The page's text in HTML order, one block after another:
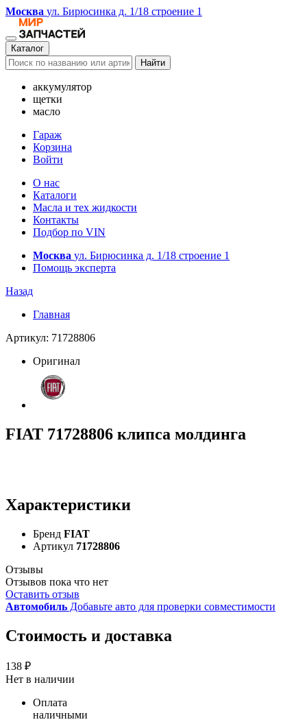
Москва ул. Бирюсинка д. 1/18 строение 1
Каталог
Найти
аккумулятор
щетки
масло
Гараж
Корзина
Войти
О нас
Каталоги
Масла и тех жидкости
Контакты
Подбор по VIN
Москва ул. Бирюсинка д. 1/18 строение 1
Помощь эксперта
Назад
Главная
Артикул: 71728806
Оригинал
FIAT 71728806 клипса молдинга
Характеристики
Бренд FIAT
Артикул 71728806
Отзывы
Отзывов пока что нет
Оставить отзыв
Автомобиль Добавьте авто для проверки совместимости
Стоимость и доставка
138 ₽
Нет в наличии
Оплата
наличными